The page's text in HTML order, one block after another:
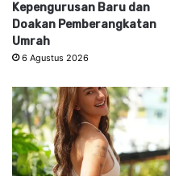
Kepengurusan Baru dan
Doakan Pemberangkatan
Umrah
6 Agustus 2026